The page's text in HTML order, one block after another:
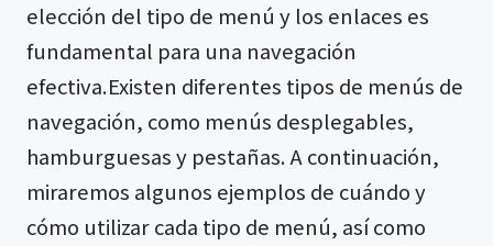
elección del tipo de menú y los enlaces es
fundamental para una navegación
efectiva.Existen diferentes tipos de menús de
navegación, como menús desplegables,
hamburguesas y pestañas. A continuación,
miraremos algunos ejemplos de cuándo y
cómo utilizar cada tipo de menú, así como